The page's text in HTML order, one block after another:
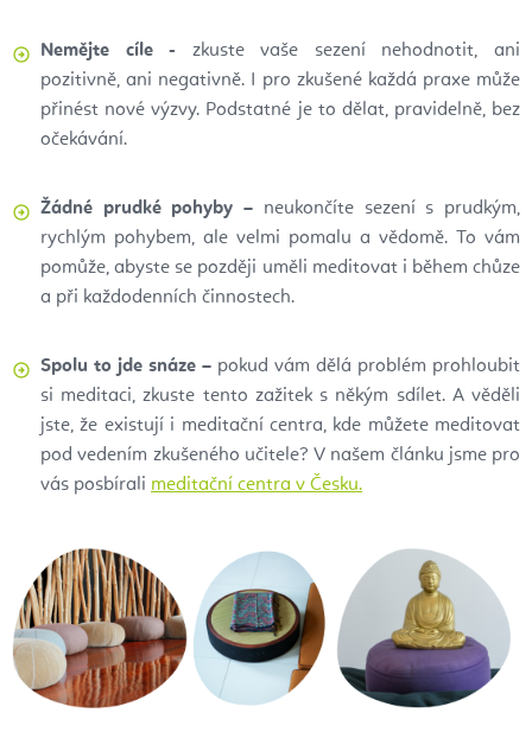
Nemějte cíle - zkuste vaše sezení nehodnotit, ani
pozitivně, ani negativně. I pro zkušené každá praxe může
přinést nové výzvy. Podstatné je to dělat, pravidelně, bez
očekávání.
Žádné prudké pohyby – neukončíte sezení s prudkým,
rychlým pohybem, ale velmi pomalu a vědomě. To vám
pomůže, abyste se později uměli meditovat i během chůze
a při každodenních činnostech.
Spolu to jde snáze – pokud vám dělá problém prohloubit
si meditaci, zkuste tento zažitek s někým sdílet. A věděli
jste, že existují i meditační centra, kde můžete meditovat
pod vedením zkušeného učitele? V našem článku jsme pro
vás posbírali meditační centra v Česku.